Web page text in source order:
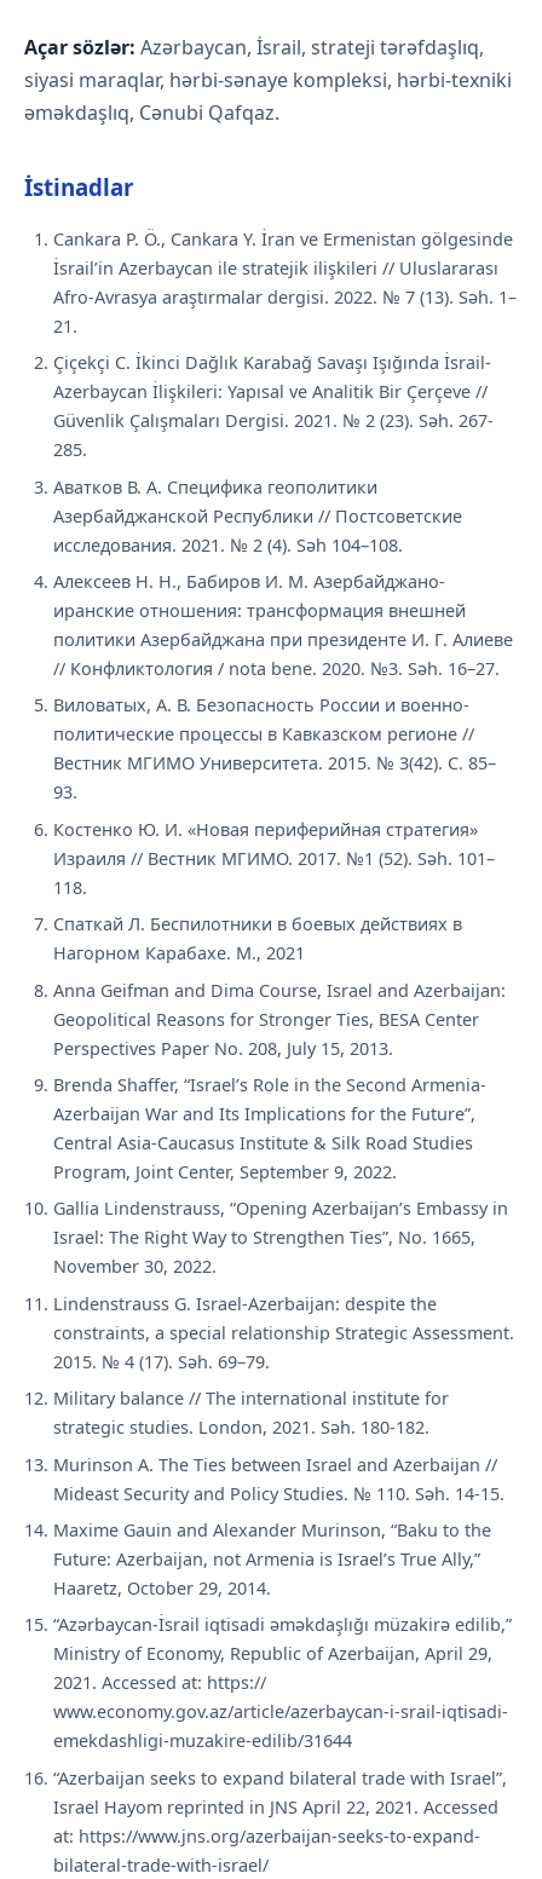
Açar sözlər: Azərbaycan, İsrail, strateji tərəfdaşlıq,
siyasi maraqlar, hərbi-sənaye kompleksi, hərbi-texniki
əməkdaşlıq, Cənubi Qafqaz.
İstinadlar
Cankara P. Ö., Cankara Y. İran ve Ermenistan gölgesinde
İsrail’in Azerbaycan ile stratejik ilişkileri // Uluslararası
Afro-Avrasya araştırmalar dergisi. 2022. № 7 (13). Səh. 1–
21.
Çiçekçi С. İkinci Dağlık Karabağ Savaşı Işığında İsrail-
Azerbaycan İlişkileri: Yapısal ve Analitik Bir Çerçeve //
Güvenlik Çalışmaları Dergisi. 2021. № 2 (23). Səh. 267-
285.
Аватков В. А. Специфика геополитики
Азербайджанской Республики // Постсоветские
исследования. 2021. № 2 (4). Səh 104–108.
Алексеев Н. Н., Бабиров И. М. Азербайджано-
иранские отношения: трансформация внешней
политики Азербайджана при президенте И. Г. Алиеве
// Конфликтология / nota bene. 2020. №3. Səh. 16–27.
Виловатых, А. В. Безопасность России и военно-
политические процессы в Кавказском регионе //
Вестник МГИМО Университета. 2015. № 3(42). С. 85–
93.
Костенко Ю. И. «Новая периферийная стратегия»
Израиля // Вестник МГИМО. 2017. №1 (52). Səh. 101–
118.
Спаткай Л. Беспилотники в боевых действиях в
Нагорном Карабахе. М., 2021
Anna Geifman and Dima Course, Israel and Azerbaijan:
Geopolitical Reasons for Stronger Ties, BESA Center
Perspectives Paper No. 208, July 15, 2013.
Brenda Shaffer, “Israel’s Role in the Second Armenia-
Azerbaijan War and Its Implications for the Future”,
Central Asia-Caucasus Institute & Silk Road Studies
Program, Joint Center, September 9, 2022.
Gallia Lindenstrauss, “Opening Azerbaijan’s Embassy in
Israel: The Right Way to Strengthen Ties”, No. 1665,
November 30, 2022.
Lindenstrauss G. Israel-Azerbaijan: despite the
constraints, a special relationship Strategic Assessment.
2015. № 4 (17). Səh. 69–79.
Military balance // The international institute for
strategic studies. London, 2021. Səh. 180-182.
Murinson А. The Ties between Israel and Azerbaijan //
Mideast Security and Policy Studies. № 110. Səh. 14-15.
Maxime Gauin and Alexander Murinson, “Baku to the
Future: Azerbaijan, not Armenia is Israel’s True Ally,”
Haaretz, October 29, 2014.
“Azərbaycan-İsrail iqtisadi əməkdaşlığı müzakirə edilib,”
Ministry of Economy, Republic of Azerbaijan, April 29,
2021. Accessed at: https://
www.economy.gov.az/article/azerbaycan-i-srail-iqtisadi-
emekdashligi-muzakire-edilib/31644
“Azerbaijan seeks to expand bilateral trade with Israel”,
Israel Hayom reprinted in JNS April 22, 2021. Accessed
at: https://www.jns.org/azerbaijan-seeks-to-expand-
bilateral-trade-with-israel/